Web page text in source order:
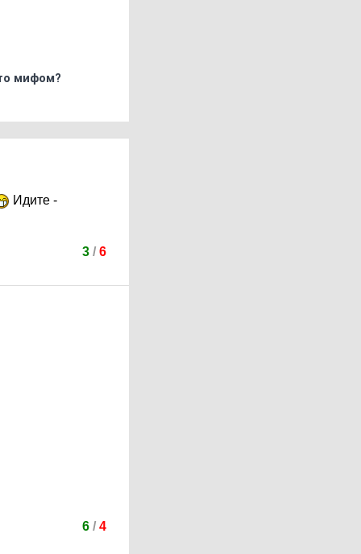
мифом?
Идите -
3/ 6
6/ 4